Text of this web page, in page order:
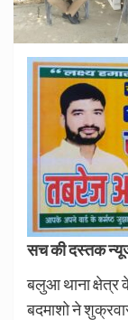
सच की दस्तक
बलुआ थाना क्षेत्र
बदमाशो ने